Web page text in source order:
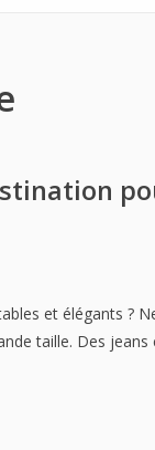
et élégants ?
taille. Des